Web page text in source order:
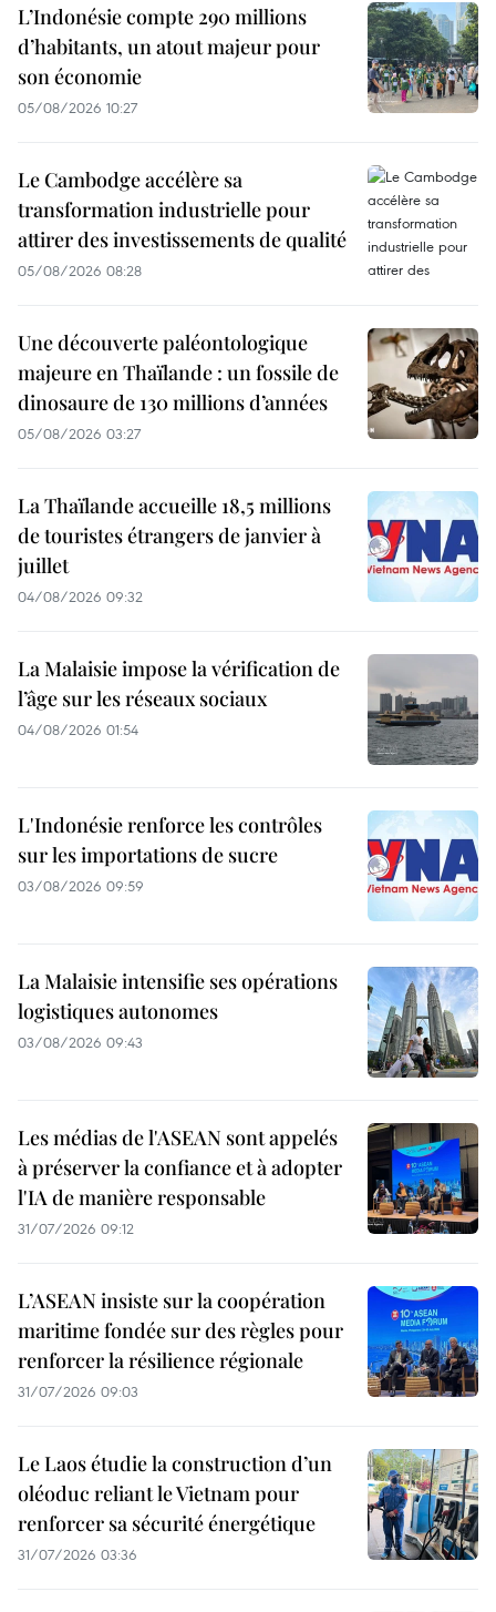
L’Indonésie compte 290 millions
d’habitants, un atout majeur pour
son économie
05/08/2026 10:27
Le Cambodge accélère sa
transformation industrielle pour
attirer des investissements de qualité
05/08/2026 08:28
Une découverte paléontologique
majeure en Thaïlande : un fossile de
dinosaure de 130 millions d’années
05/08/2026 03:27
La Thaïlande accueille 18,5 millions
de touristes étrangers de janvier à
juillet
04/08/2026 09:32
La Malaisie impose la vérification de
l’âge sur les réseaux sociaux
04/08/2026 01:54
L'Indonésie renforce les contrôles
sur les importations de sucre
03/08/2026 09:59
La Malaisie intensifie ses opérations
logistiques autonomes
03/08/2026 09:43
Les médias de l'ASEAN sont appelés
à préserver la confiance et à adopter
l'IA de manière responsable
31/07/2026 09:12
L’ASEAN insiste sur la coopération
maritime fondée sur des règles pour
renforcer la résilience régionale
31/07/2026 09:03
Le Laos étudie la construction d’un
oléoduc reliant le Vietnam pour
renforcer sa sécurité énergétique
31/07/2026 03:36